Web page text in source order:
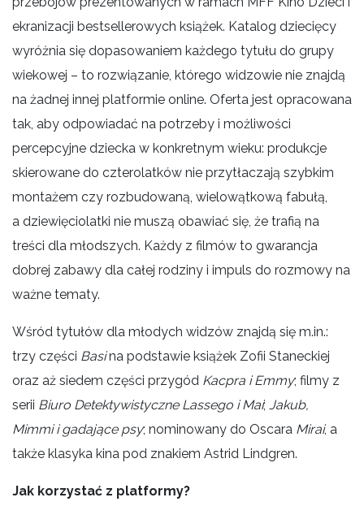
ekranizacji bestsellerowych książek. Katalog dziecięcy
wyróżnia się dopasowaniem każdego tytułu do grupy
wiekowej – to rozwiązanie, którego widzowie nie znajdą
na żadnej innej platformie online. Oferta jest opracowana
tak, aby odpowiadać na potrzeby i możliwości
percepcyjne dziecka w konkretnym wieku: produkcje
skierowane do czterolatków nie przytłaczają szybkim
montażem czy rozbudowaną, wielowątkową fabułą,
a dziewięciolatki nie muszą obawiać się, że trafią na
treści dla młodszych. Każdy z filmów to gwarancja
dobrej zabawy dla całej rodziny i impuls do rozmowy na
ważne tematy.
Wśród tytułów dla młodych widzów znajdą się m.in.:
trzy części Basina podstawie książek Zofii Staneckiej
oraz aż siedem części przygód Kacpra i Emmy; filmy z
serii Biuro Detektywistyczne Lassego i Mai; Jakub,
Mimmi i gadające psy; nominowany do Oscara Mirai, a
także klasyka kina pod znakiem Astrid Lindgren.
Jak korzystać z platformy?